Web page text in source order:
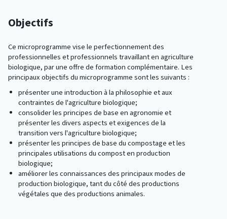
Objectifs
Ce microprogramme vise le perfectionnement des
professionnelles et professionnels travaillant en agriculture
biologique, par une offre de formation complémentaire. Les
principaux objectifs du microprogramme sont les suivants :
présenter une introduction à la philosophie et aux
contraintes de l'agriculture biologique;
consolider les principes de base en agronomie et
présenter les divers aspects et exigences de la
transition vers l'agriculture biologique;
présenter les principes de base du compostage et les
principales utilisations du compost en production
biologique;
améliorer les connaissances des principaux modes de
production biologique, tant du côté des productions
végétales que des productions animales.